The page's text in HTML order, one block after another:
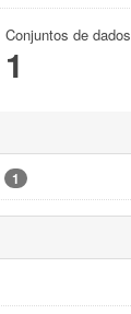
Conjuntos de dados
1
1